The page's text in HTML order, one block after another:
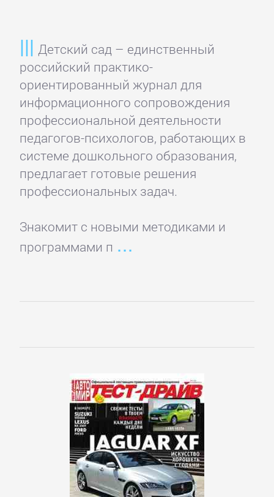
Детский сад – единственный
российский практико-
ориентированный журнал для
информационного сопровождения
профессиональной деятельности
педагогов-психологов, работающих в
системе дошкольного образования,
предлагает готовые решения
профессиональных задач.
Знакомит с новыми методиками и
программами п
Делопроизводство
Зарубежная
деловая
литература
Корпоративная
культура
Личные
финансы
реклама
Недвижимость